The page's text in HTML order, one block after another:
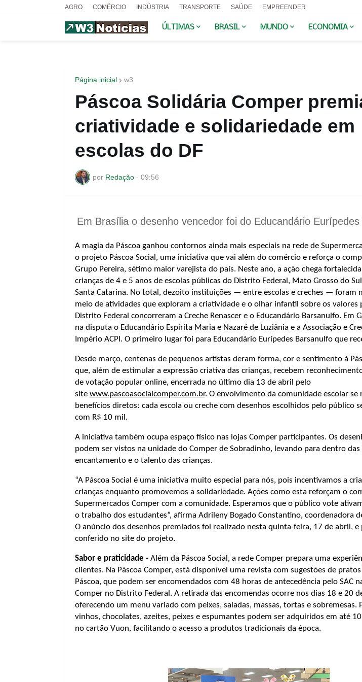
AGRO COMÉRCIO INDÚSTRIA TRANSPORTE SAÚDE EMPREENDER
ÚLTIMAS BRASIL MUNDO ECONOMIA
Página inicial w3
Páscoa Solidária Comper
criatividade e solidariedade em
escolas do DF
por Redação - 09:56
Em Brasília o desenho vencedor foi do Educandário
A magia da Páscoa ganhou contornos ainda mais especiais na rede de
o projeto Páscoa Social, uma iniciativa que vai além do comércio e reforça o
Grupo Pereira, sétimo maior varejista do país. Neste ano, a ação chega
crianças de 4 e 5 anos de escolas públicas do Distrito Federal, Mato Grosso do
Santa Catarina. No total, dezoito instituições — entre escolas e creches — foram
meio de atividades que exploram a criatividade e o olhar infantil sobre os valores
Distrito Federal concorreram a Creche Renascer e o Educandário Barsanulfo. Em
na disputa o Educandário Espírita Maria e Nazaré de Luziânia e a Associação e
Império ACPI. O primeiro lugar foi para Educandário Eurípedes Barsanulfo que
Desde março, centenas de pequenos artistas deram forma, cor e sentimento à
que, além de estimular a expressão criativa das crianças, recebem
de votação popular online, encerrada no último dia 13 de abril pelo
site www.pascoasocialcomper.com.br. O envolvimento da comunidade escolar se
benefícios diretos: cada escola ou creche com desenhos escolhidos pelo público
com R$ 10 mil.
A iniciativa também ocupa espaço físico nas lojas Comper participantes. Os
podem ser vistos na unidade do Comper de Sobradinho, levando para dentro das
encantamento e o talento das crianças.
“A Páscoa Social é uma iniciativa muito especial para nós, pois incentivamos a
crianças enquanto promovemos a solidariedade. Ações como esta reforçam o
Supermercados Comper com a comunidade. Esperamos que o público vote
o trabalho dos estudantes”, afirma Adrileny Bogado Constantino, coordenadora
O anúncio dos desenhos premiados foi realizado nesta quinta-feira, 17 de abril, e
conferido no site do projeto.
Sabor e praticidade - Além da Páscoa Social, a rede Comper prepara uma
clientes. Na Páscoa Comper, está disponível uma revista com sugestões de
Páscoa, que podem ser encomendados com 48 horas de antecedência pelo SAC
Comper no Distrito Federal. A retirada das encomendas ocorre nos dias 18 e 20
oferecendo um menu variado com peixes, saladas, massas, tortas e sobremesas.
vinhos, chocolates, azeites, peixes e espumantes podem ser adquiridos em até
no cartão Vuon, facilitando o acesso a produtos tradicionais da época.